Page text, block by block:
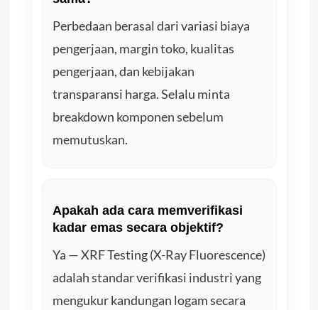
Perbedaan berasal dari variasi biaya
pengerjaan, margin toko, kualitas
pengerjaan, dan kebijakan
transparansi harga. Selalu minta
breakdown komponen sebelum
memutuskan.
Apakah ada cara memverifikasi
kadar emas secara objektif?
Ya — XRF Testing (X-Ray Fluorescence)
adalah standar verifikasi industri yang
mengukur kandungan logam secara